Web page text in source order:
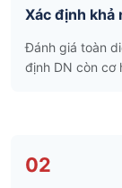
Xác định khả
Đánh giá toàn
định DN còn cơ
02